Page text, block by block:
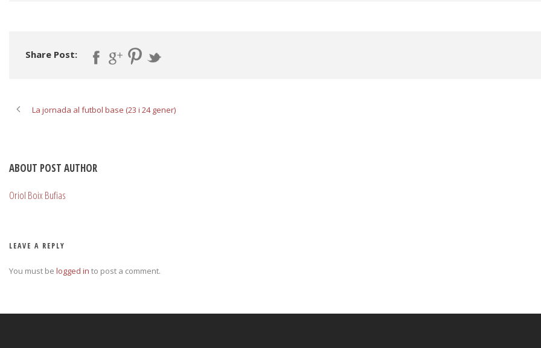
Share Post:
La jornada al futbol base (23 i 24 gener)
ABOUT POST AUTHOR
Oriol Boix Bufias
LEAVE A REPLY
You must be logged in to post a comment.